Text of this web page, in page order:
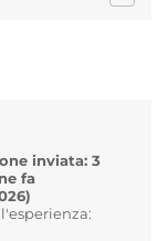
inviata: 3
fa